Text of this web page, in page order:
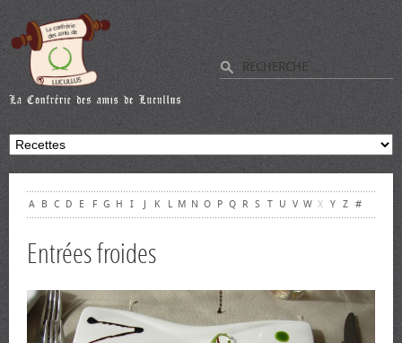
A B C D E F G H I J K L M N O P Q R S T U V W X Y Z #
Entrées froides